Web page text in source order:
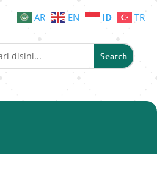
AR EN ID TR